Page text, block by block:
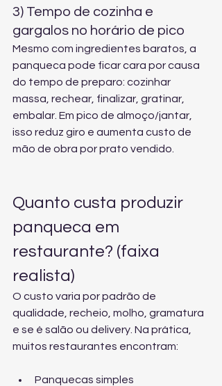
3) Tempo de cozinha e
gargalos no horário de pico
Mesmo com ingredientes baratos, a
panqueca pode ficar cara por causa
do tempo de preparo: cozinhar
massa, rechear, finalizar, gratinar,
embalar. Em pico de almoço/jantar,
isso reduz giro e aumenta custo de
mão de obra por prato vendido.
Quanto custa produzir
panqueca em
restaurante? (faixa
realista)
O custo varia por padrão de
qualidade, recheio, molho, gramatura
e se é salão ou delivery. Na prática,
muitos restaurantes encontram:
Panquecas simples